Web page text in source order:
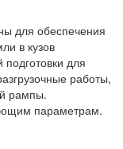
для обеспечения
в кузов
для
работы,
рампы.
параметрам.